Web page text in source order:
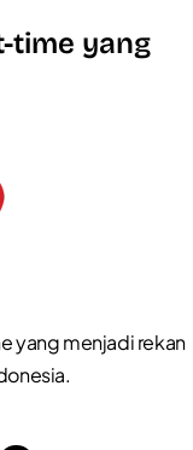
time yang
yang menjadi rekan